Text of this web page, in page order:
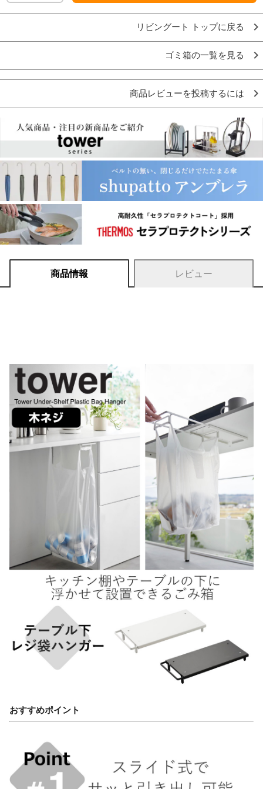
リビングート トップに戻る
ゴミ箱の一覧を見る
商品レビューを投稿するには
商品情報 レビュー
おすすめポイント